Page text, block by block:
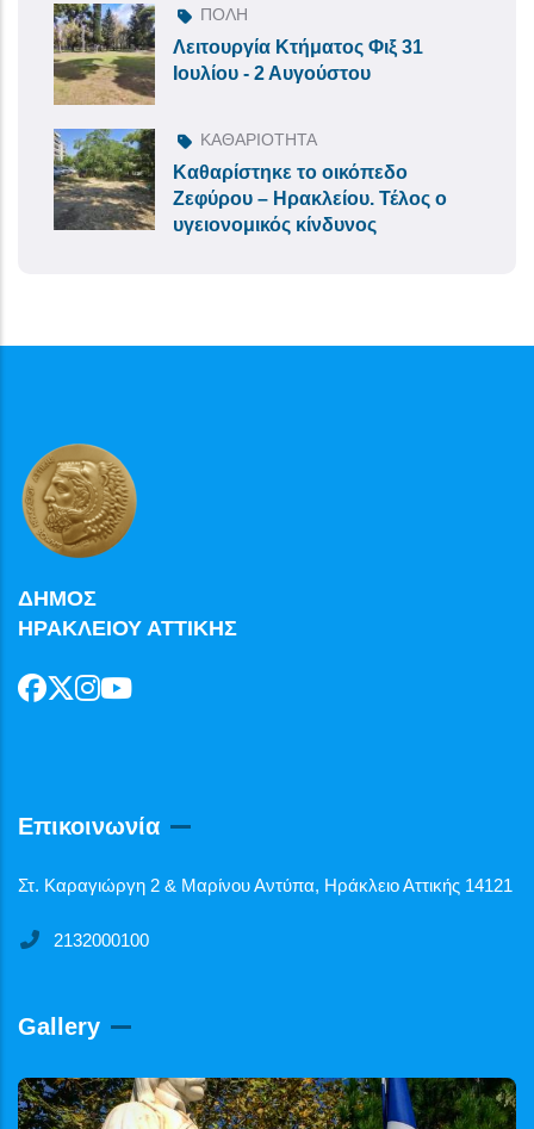
ΠΟΛΗ
Λειτουργία Κτήματος Φιξ 31
Ιουλίου - 2 Αυγούστου
ΚΑΘΑΡΙΟΤΗΤΑ
Καθαρίστηκε το οικόπεδο
Ζεφύρου – Ηρακλείου. Τέλος ο
υγειονομικός κίνδυνος
ΔΗΜΟΣ
ΗΡΑΚΛΕΙΟΥ ΑΤΤΙΚΗΣ
Επικοινωνία
Στ. Καραγιώργη 2 & Μαρίνου Αντύπα, Ηράκλειο Αττικής 14121
2132000100
Gallery